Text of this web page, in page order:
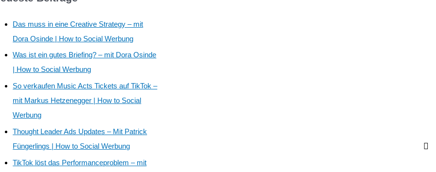
Das muss in eine Creative Strategy – mit
Dora Osinde | How to Social Werbung
Was ist ein gutes Briefing? – mit Dora Osinde
| How to Social Werbung
So verkaufen Music Acts Tickets auf TikTok –
mit Markus Hetzenegger | How to Social
Werbung
Thought Leader Ads Updates – Mit Patrick
Füngerlings | How to Social Werbung
TikTok löst das Performanceproblem – mit